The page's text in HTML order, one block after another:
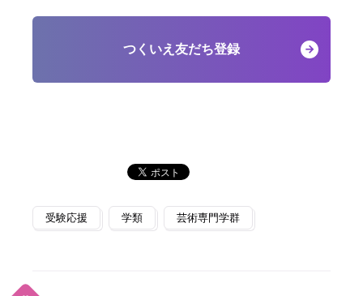
つくいえ友だち登録
受験応援 学類 芸術専門学群